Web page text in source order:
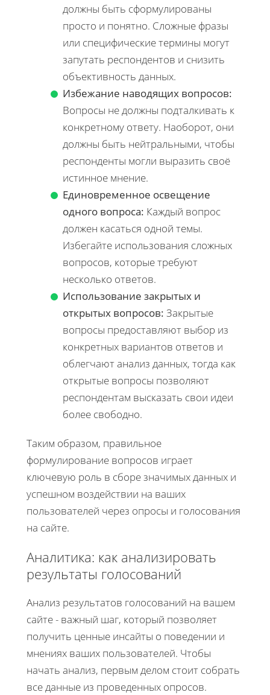
должны быть сформулированы
просто и понятно. Сложные фразы
или специфические термины могут
запутать респондентов и снизить
объективность данных.
Избежание наводящих вопросов:
Вопросы не должны подталкивать к
конкретному ответу. Наоборот, они
должны быть нейтральными, чтобы
респонденты могли выразить своё
истинное мнение.
Единовременное освещение
одного вопроса: Каждый вопрос
должен касаться одной темы.
Избегайте использования сложных
вопросов, которые требуют
несколько ответов.
Использование закрытых и
открытых вопросов: Закрытые
вопросы предоставляют выбор из
конкретных вариантов ответов и
облегчают анализ данных, тогда как
открытые вопросы позволяют
респондентам высказать свои идеи
более свободно.
Таким образом, правильное
формулирование вопросов играет
ключевую роль в сборе значимых данных и
успешном воздействии на ваших
пользователей через опросы и голосования
на сайте.
Аналитика: как анализировать
результаты голосований
Анализ результатов голосований на вашем
сайте - важный шаг, который позволяет
получить ценные инсайты о поведении и
мнениях ваших пользователей. Чтобы
начать анализ, первым делом стоит собрать
все данные из проведенных опросов.